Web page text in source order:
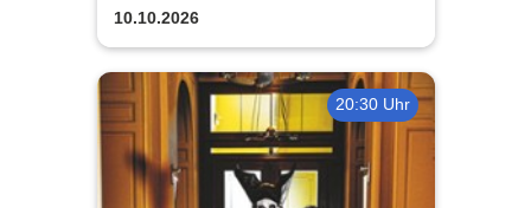
10.10.2026
20:30 Uhr